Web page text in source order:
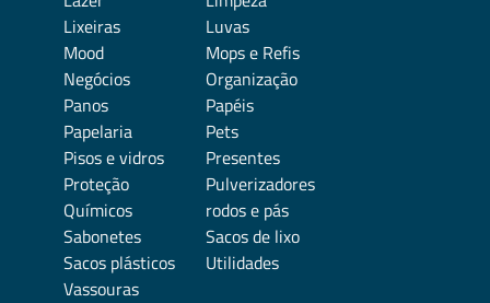
Lixeiras
Luvas
Mood
Mops e Refis
Negócios
Organização
Panos
Papéis
Papelaria
Pets
Pisos e vidros
Presentes
Proteção
Pulverizadores
Químicos
rodos e pás
Sabonetes
Sacos de lixo
Sacos plásticos
Utilidades
Vassouras